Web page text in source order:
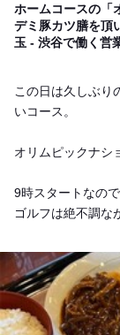
ホームコースの「
デミ豚カツ膳を頂
玉 - 渋谷で働く営
この日は久しぶり
いコース。
オリムピックナシ
9時スタートなの
ゴルフは絶不調な